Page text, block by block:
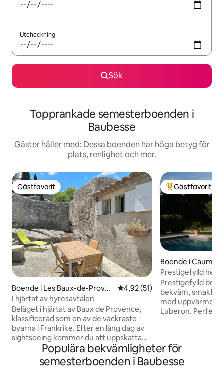
Utcheckning
Sök
Topprankade semesterboenden i
Baubesse
Gäster håller med: Dessa boenden har höga betyg för
plats, renlighet och mer.
Gästfavorit
Gästfavorit
Boende i Les Baux-de-Proven
ce
4,92 av 5 i genomsnittligt
4,92 (51)
I hjärtat av hyresavtalen
Beläget i hjärtat av Baux de Provence,
klassificerad som en av de vackraste
byarna i Frankrike. Efter en lång dag av
sightseeing kommer du att uppskatta
lugnet som erbjuds av kvällarna i
Baussenques på terrassen med utsikt
över slottet. Beläget 10 minuter från
Populär
Gästfavorit
Boende i
ance
Prestigefylld
pool
Prestigefylld
bekväm,
med uppvärmd
Luberon. Perfekt
gräsmatta,
Provence och en
kommer en äkta
Populära bekvämligheter för
semesterboenden i Baubesse